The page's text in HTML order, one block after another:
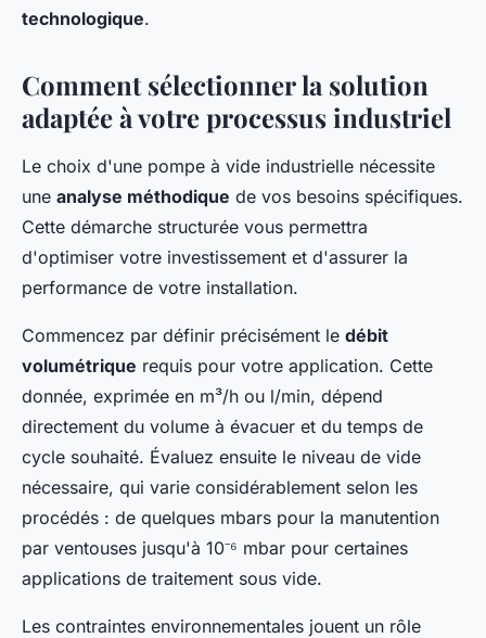
technologique.
Comment sélectionner la solution
adaptée à votre processus industriel
Le choix d'une pompe à vide industrielle nécessite
une analyse méthodique de vos besoins spécifiques.
Cette démarche structurée vous permettra
d'optimiser votre investissement et d'assurer la
performance de votre installation.
Commencez par définir précisément le débit
volumétrique requis pour votre application. Cette
donnée, exprimée en m³/h ou l/min, dépend
directement du volume à évacuer et du temps de
cycle souhaité. Évaluez ensuite le niveau de vide
nécessaire, qui varie considérablement selon les
procédés : de quelques mbars pour la manutention
par ventouses jusqu'à 10⁻⁶ mbar pour certaines
applications de traitement sous vide.
Les contraintes environnementales jouent un rôle